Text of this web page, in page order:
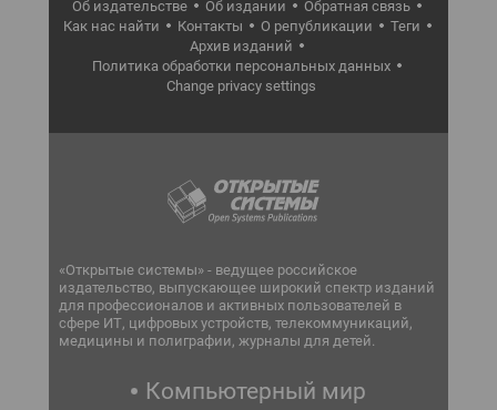
Об издательстве Об издании
Обратная связь
Как нас найти
Контакты О републикации
Теги
Архив изданий
Политика обработки персональных данных
Change privacy settings
«Открытые системы» - ведущее российское
издательство, выпускающее широкий спектр изданий
для профессионалов и активных пользователей в
сфере ИТ, цифровых устройств, телекоммуникаций,
медицины и полиграфии, журналы для детей.
Компьютерный мир